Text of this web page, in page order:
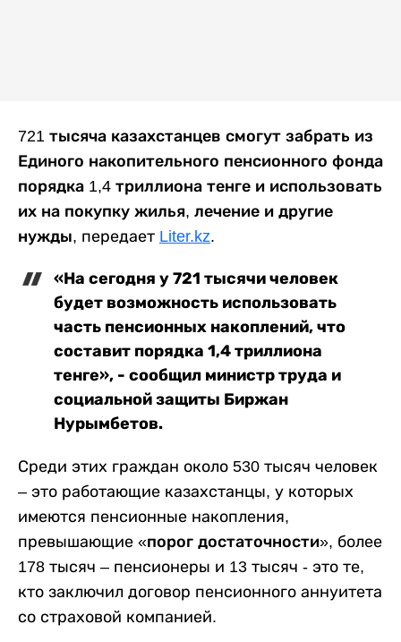
721 тысяча казахстанцев смогут забрать из
Единого накопительного пенсионного фонда
порядка 1,4 триллиона тенге и использовать
их на покупку жилья, лечение и другие
нужды, передает Liter.kz.
«На сегодня у 721 тысячи человек
будет возможность использовать
часть пенсионных накоплений, что
составит порядка 1,4 триллиона
тенге», - сообщил министр труда и
социальной защиты Биржан
Нурымбетов.
Среди этих граждан около 530 тысяч человек
– это работающие казахстанцы, у которых
имеются пенсионные накопления,
превышающие «порог достаточности», более
178 тысяч – пенсионеры и 13 тысяч - это те,
кто заключил договор пенсионного аннуитета
со страховой компанией.